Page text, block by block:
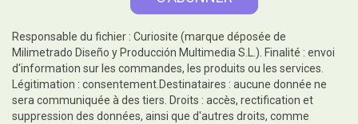
Responsable du fichier : Curiosite (marque déposée de
Milimetrado Diseño y Producción Multimedia S.L.). Finalité : envoi
d'information sur les commandes, les produits ou les services.
Légitimation : consentement.Destinataires : aucune donnée ne
sera communiquée à des tiers. Droits : accès, rectification et
suppression des données, ainsi que d'autres droits, comme